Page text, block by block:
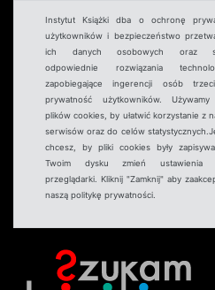
Instytut Książki dba o ochronę
użytkowników i bezpieczeństwo
ich danych osobowych oraz
odpowiednie rozwiązania
zapobiegające ingerencji osób
prywatność użytkowników.
plików cookies, by ułatwić korzystanie z
serwisów oraz do celów
chcesz, by pliki cookies były
Twoim dysku zmień ustawienia
przeglądarki. Kliknij "Zamknij" aby
naszą politykę prywatności.